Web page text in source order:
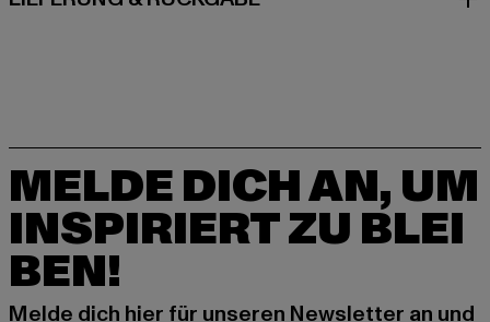
MELDE DICH AN, UM
INSPIRIERT ZU BLEI
BEN!
Melde dich hier für unseren Newsletter an und